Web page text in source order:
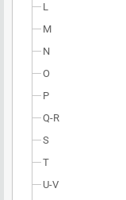
L
M
N
O
P
Q-R
S
T
U-V